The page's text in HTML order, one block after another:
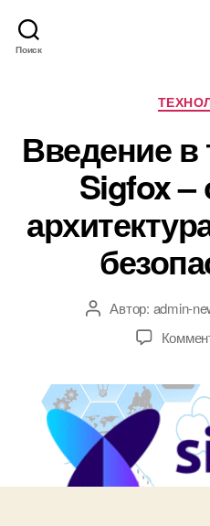
Поиск
к
Введение в
Sigfox
А
р
з
а
п
с
Автор: admin-